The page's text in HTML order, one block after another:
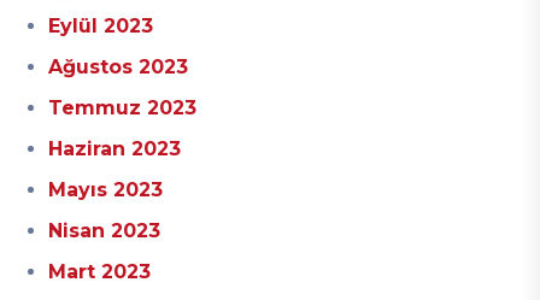
Eylül 2023
Ağustos 2023
Temmuz 2023
Haziran 2023
Mayıs 2023
Nisan 2023
Mart 2023